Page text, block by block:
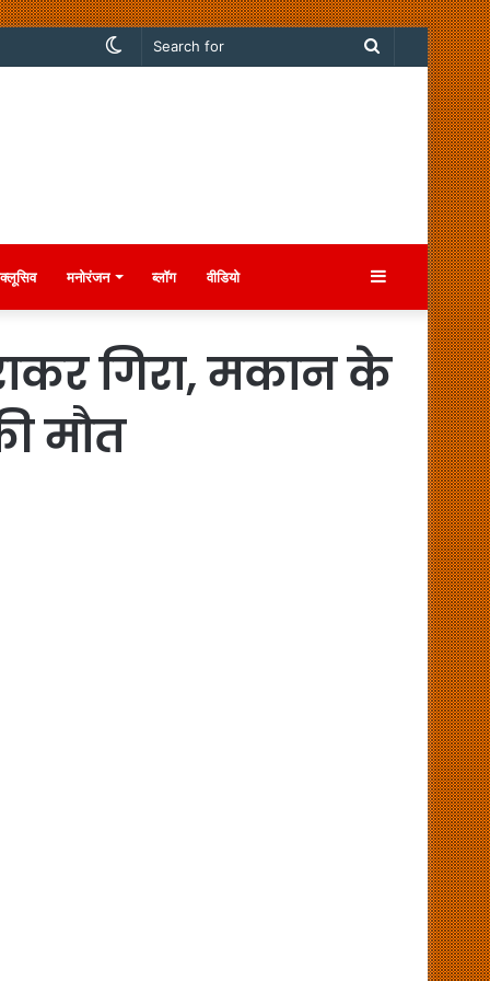
Search
Switch
मनोरंजन ब्लॉग वीडियो Sidebar
गिरा, मकान के
मौत